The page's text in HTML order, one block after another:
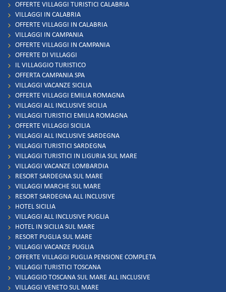
OFFERTE VILLAGGI TURISTICI CALABRIA
VILLAGGI IN CALABRIA
OFFERTE VILLAGGI IN CALABRIA
VILLAGGI IN CAMPANIA
OFFERTE VILLAGGI IN CAMPANIA
OFFERTE DI VILLAGGI
IL VILLAGGIO TURISTICO
OFFERTA CAMPANIA SPA
VILLAGGI VACANZE SICILIA
OFFERTE VILLAGGI EMILIA ROMAGNA
VILLAGGI ALL INCLUSIVE SICILIA
VILLAGGI TURISTICI EMILIA ROMAGNA
OFFERTE VILLAGGI SICILIA
VILLAGGI ALL INCLUSIVE SARDEGNA
VILLAGGI TURISTICI SARDEGNA
VILLAGGI TURISTICI IN LIGURIA SUL MARE
VILLAGGI VACANZE LOMBARDIA
RESORT SARDEGNA SUL MARE
VILLAGGI MARCHE SUL MARE
RESORT SARDEGNA ALL INCLUSIVE
HOTEL SICILIA
VILLAGGI ALL INCLUSIVE PUGLIA
HOTEL IN SICILIA SUL MARE
RESORT PUGLIA SUL MARE
VILLAGGI VACANZE PUGLIA
OFFERTE VILLAGGI PUGLIA PENSIONE COMPLETA
VILLAGGI TURISTICI TOSCANA
VILLAGGIO TOSCANA SUL MARE ALL INCLUSIVE
VILLAGGI VENETO SUL MARE